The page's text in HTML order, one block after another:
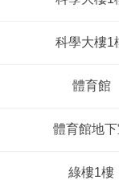
科學大樓1
體育館
體育館地
綠樓1樓